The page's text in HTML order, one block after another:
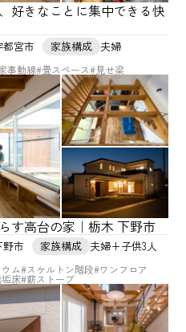
好きなことに集中できる快
都宮市 家族構成 夫婦
事動線#畳スペース#見せ梁
す高台の家｜栃木 下野市
野市 家族構成 夫婦+子供3人
ム#スケルトン階段#ワンフロア
床#薪ストーブ